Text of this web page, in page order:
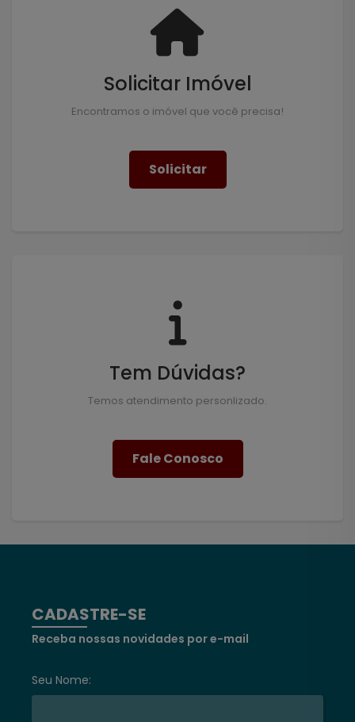
Solicitar Imóvel
Encontramos o imóvel que você precisa!
Solicitar
Tem Dúvidas?
Temos atendimento personlizado.
Fale Conosco
CADASTRE-SE
Receba nossas novidades por e-mail
Seu Nome: